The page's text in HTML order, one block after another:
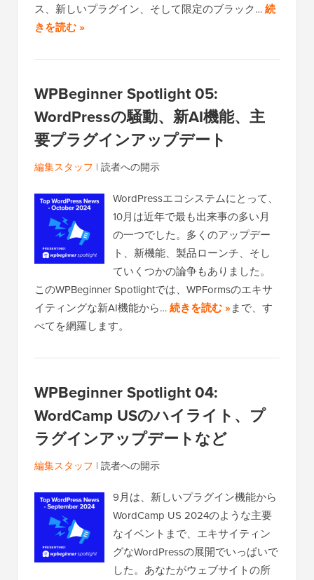
ス、新しいプラグイン、そして限定のブラック…続
きを読む »
WPBeginner Spotlight 05:
WordPressの騒動、新AI機能、主
要プラグインアップデート
編集スタッフ | 読者への開示
WordPressエコシステムにとって、
10月は近年で最も出来事の多い月
の一つでした。多くのアップデー
ト、新機能、製品ローンチ、そし
ていくつかの論争もありました。
このWPBeginner Spotlightでは、WPFormsのエキサ
イティングな新AI機能から…続きを読む »まで、す
べてを網羅します。
WPBeginner Spotlight 04:
WordCamp USのハイライト、プ
ラグインアップデートなど
編集スタッフ | 読者への開示
9月は、新しいプラグイン機能から
WordCamp US 2024のような主要
なイベントまで、エキサイティン
グなWordPressの展開でいっぱいで
した。あなたがウェブサイトの所